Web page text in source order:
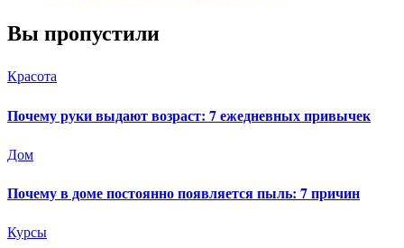
Вы пропустили
Красота
Почему руки выдают возраст: 7 ежедневных привычек
Дом
Почему в доме постоянно появляется пыль: 7 причин
Курсы